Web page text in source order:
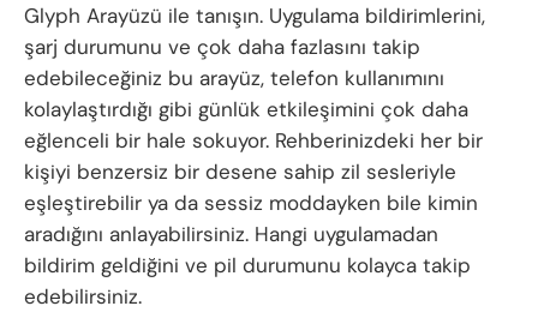
Glyph Arayüzü ile tanışın. Uygulama bildirimlerini,
şarj durumunu ve çok daha fazlasını takip
edebileceğiniz bu arayüz, telefon kullanımını
kolaylaştırdığı gibi günlük etkileşimini çok daha
eğlenceli bir hale sokuyor. Rehberinizdeki her bir
kişiyi benzersiz bir desene sahip zil sesleriyle
eşleştirebilir ya da sessiz moddayken bile kimin
aradığını anlayabilirsiniz. Hangi uygulamadan
bildirim geldiğini ve pil durumunu kolayca takip
edebilirsiniz.